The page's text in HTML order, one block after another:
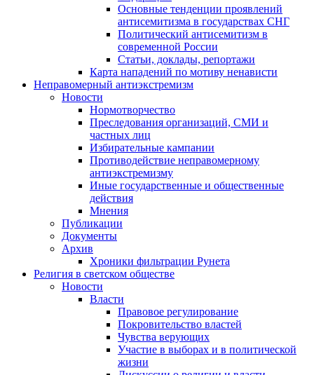
Основные тенденции проявлений
антисемитизма в государствах СНГ
Политический антисемитизм в
современной России
Статьи, доклады, репортажи
Карта нападений по мотиву ненависти
Неправомерный антиэкстремизм
Новости
Нормотворчество
Преследования организаций, СМИ и
частных лиц
Избирательные кампании
Противодействие неправомерному
антиэкстремизму
Иные государственные и общественные
действия
Мнения
Публикации
Документы
Архив
Хроники фильтрации Рунета
Религия в светском обществе
Новости
Власти
Правовое регулирование
Покровительство властей
Чувства верующих
Участие в выборах и в политической
жизни